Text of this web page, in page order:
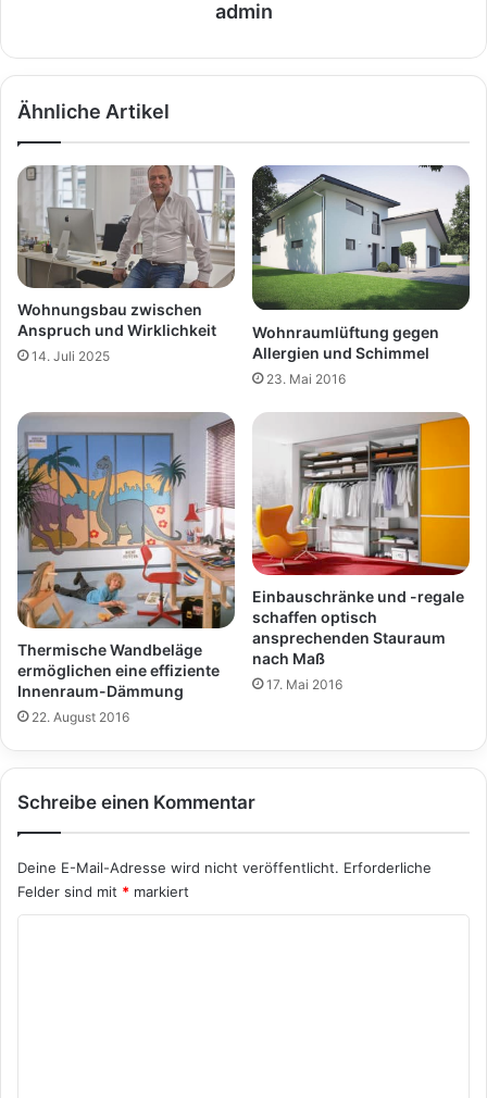
admin
Ähnliche Artikel
Wohnungsbau zwischen
Anspruch und Wirklichkeit
14. Juli 2025
Wohnraumlüftung gegen
Allergien und Schimmel
23. Mai 2016
Thermische Wandbeläge
ermöglichen eine effiziente
Innenraum-Dämmung
22. August 2016
Einbauschränke und -regale
schaffen optisch
ansprechenden Stauraum
nach Maß
17. Mai 2016
Schreibe einen Kommentar
Deine E-Mail-Adresse wird nicht veröffentlicht. Erforderliche
Felder sind mit * markiert